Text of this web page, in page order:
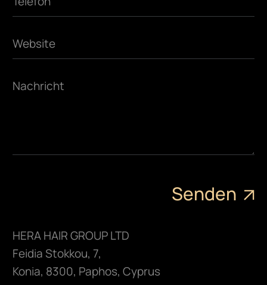
HERA HAIR GROUP LTD
Feidia Stokkou, 7,
Konia, 8300, Paphos, Cyprus